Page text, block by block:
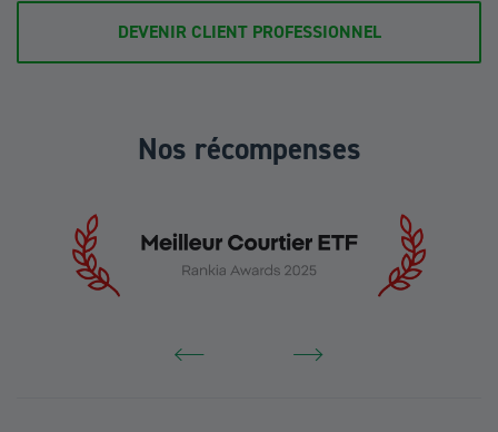
DEVENIR CLIENT PROFESSIONNEL
Nos récompenses